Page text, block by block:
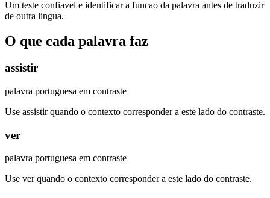
Um teste confiavel e identificar a funcao da palavra antes de traduzir
de outra lingua.
O que cada palavra faz
assistir
palavra portuguesa em contraste
Use assistir quando o contexto corresponder a este lado do contraste.
ver
palavra portuguesa em contraste
Use ver quando o contexto corresponder a este lado do contraste.